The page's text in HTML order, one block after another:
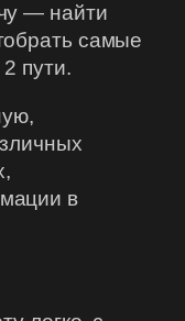
— найти
самые
пути.
в